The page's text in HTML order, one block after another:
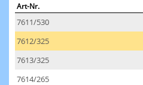
Art-Nr.
7611/530
7612/325
7613/325
7614/265